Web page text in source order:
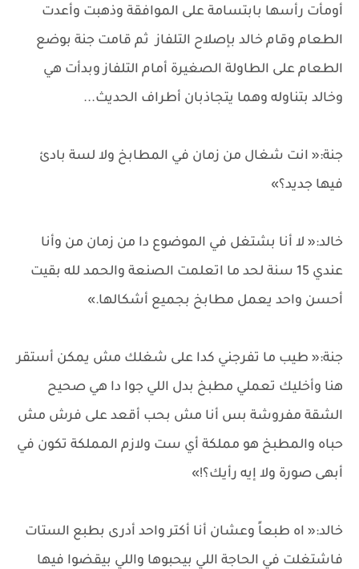
أومأت رأسها بابتسامة على الموافقة وذهبت وأعدت
الطعام وقام خالد بإصلاح التلفاز ثم قامت جنة بوضع
الطعام على الطاولة الصغيرة أمام التلفاز وبدأت هي
وخالد بتناوله وهما يتجاذبان أطراف الحديث...
جنة:« انت شغال من زمان في المطابخ ولا لسة بادئ
فيها جديد؟»
خالد:« لا أنا بشتغل في الموضوع دا من زمان من وأنا
عندي 15 سنة لحد ما اتعلمت الصنعة والحمد لله بقيت
أحسن واحد يعمل مطابخ بجميع أشكالها.»
جنة:« طيب ما تفرجني كدا على شغلك مش يمكن أستقر
هنا وأخليك تعملي مطبخ بدل اللي جوا دا هي صحيح
الشقة مفروشة بس أنا مش بحب أقعد على فرش مش
حباه والمطبخ هو مملكة أي ست ولازم المملكة تكون في
أبهى صورة ولا إيه رأيك؟!»
خالد:« اه طبعاً وعشان أنا أكتر واحد أدرى بطبع الستات
فاشتغلت في الحاجة اللي بيحبوها واللي بيقضوا فيها